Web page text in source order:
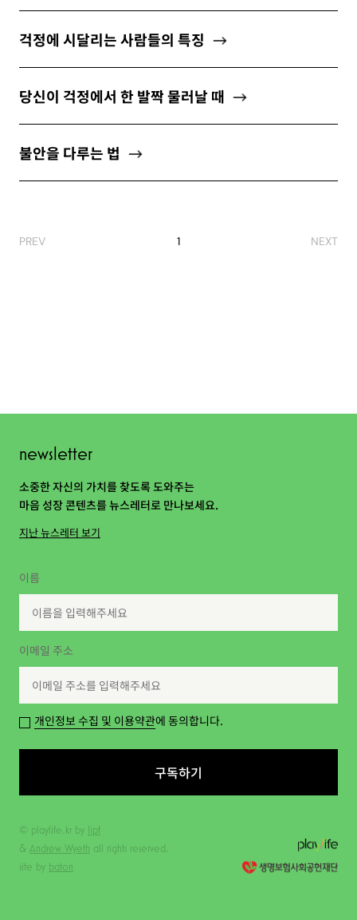
마음 성장 콘텐츠를 뉴스레터로 만나보세요.
개인정보 수집 및 이용약관
걱정에 시달리는 사람들의 특징
당신이 걱정에서 한 발짝 물러날 때
불안을 다루는 법
PREV 1 NEXT
newsletter
소중한 자신의 가치를 찾도록 도와주는
마음 성장 콘텐츠를 뉴스레터로 만나보세요.
지난 뉴스레터 보기
이름
이메일 주소
개인정보 수집 및 이용약관에 동의합니다.
구독하기
© playlife.kr by lipf
& Andrew Wyeth all rights reserved.
site by baton